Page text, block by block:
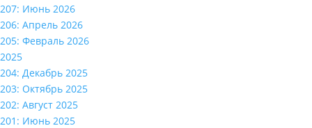
207: Июнь 2026
206: Апрель 2026
205: Февраль 2026
2025
204: Декабрь 2025
203: Октябрь 2025
202: Август 2025
201: Июнь 2025